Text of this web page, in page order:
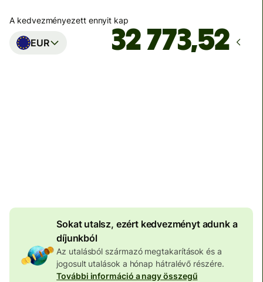
A kedvezményezett ennyit kap
EUR
Sokat utalsz, ezért kedvezményt adunk a
díjunkból
Az utalásból származó megtakarítások és a
jogosult utalások a hónap hátralévő részére.
További információ a nagy összegű